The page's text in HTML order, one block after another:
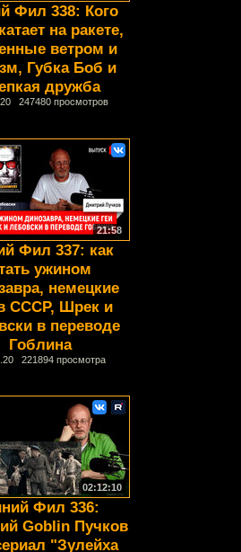
Фил 338: Кого
на ракете,
ветром и
Губка Боб и
дружба
247480 просмотров
21:58
Фил 337: как
ужином
немецкие
СССР, Шрек и
в переводе
Гоблина
221894 просмотра
02:12:10
Фил 336:
Goblin Пучков
"Зулейха